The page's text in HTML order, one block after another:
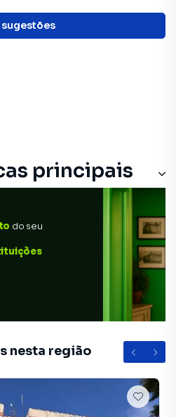
sugestões
principais
do seu
nesta região